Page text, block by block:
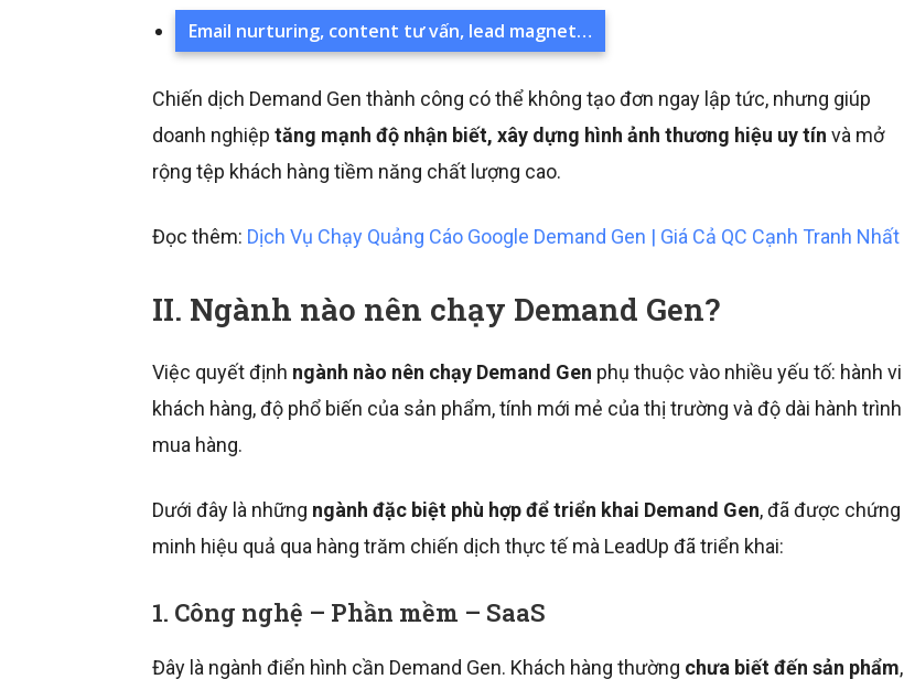
Email nurturing, content tư vấn, lead magnet…
Chiến dịch Demand Gen thành công có thể không tạo đơn ngay lập tức, nhưng giúp
doanh nghiệp tăng mạnh độ nhận biết, xây dựng hình ảnh thương hiệu uy tín và mở
rộng tệp khách hàng tiềm năng chất lượng cao.
Đọc thêm: Dịch Vụ Chạy Quảng Cáo Google Demand Gen | Giá Cả QC Cạnh Tranh Nhất
II. Ngành nào nên chạy Demand Gen?
Việc quyết định ngành nào nên chạy Demand Gen phụ thuộc vào nhiều yếu tố: hành vi
khách hàng, độ phổ biến của sản phẩm, tính mới mẻ của thị trường và độ dài hành trình
mua hàng.
Dưới đây là những ngành đặc biệt phù hợp để triển khai Demand Gen, đã được chứng
minh hiệu quả qua hàng trăm chiến dịch thực tế mà LeadUp đã triển khai:
1. Công nghệ – Phần mềm – SaaS
Đây là ngành điển hình cần Demand Gen. Khách hàng thường chưa biết đến sản phẩm,